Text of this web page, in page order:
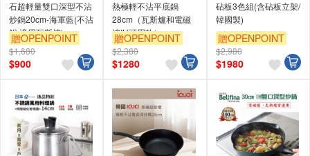
石超輕量雙口深型不沾
炒鍋20cm-海軍藍(不沾
鍋 適用瓦斯爐)
贈OPENPOINT
$1,680
$900
熱極輕不沾平底鍋
28cm（瓦斯爐和電磁
爐IH可用款）
贈OPENPOINT
$2,380
$1280
砧板3色組(含砧板立架/
韓國製)
贈OPENPOINT
$2,980
$1980